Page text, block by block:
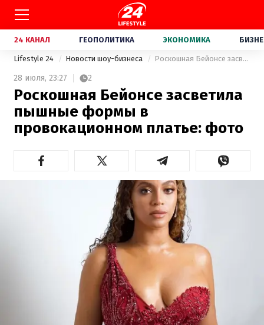
24 КАНАЛ ГЕОПОЛИТИКА ЭКОНОМИКА
Lifestyle 24 Новости шоу-бизнеса Роскошная Бейонсе засветила пышные формы в провокационном платье: фото
28 июля, 23:27 2
Роскошная Бейонсе засветила
пышные формы в
провокационном платье: фото